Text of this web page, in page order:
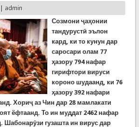
admin
Созмони ҷаҳонии
тандурустӣ эълон
кард, ки то кунун дар
саросари олам 77
ҳазору 794 нафар
гирифтори вируси
короно шудаанд, ки 76
ҳазору 392 нафари
Хориҷ аз Чин дар 28 мамлакати
ёфтаанд. То ин муддат 2462 нафар
Шабонарӯзи гузашта ин вирус дар